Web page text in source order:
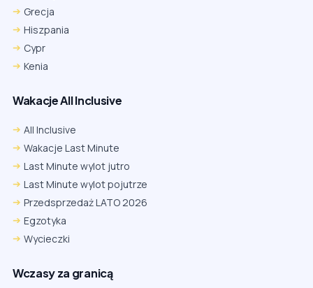
Grecja
Hiszpania
Cypr
Kenia
Wakacje All Inclusive
All Inclusive
Wakacje Last Minute
Last Minute wylot jutro
Last Minute wylot pojutrze
Przedsprzedaż LATO 2026
Egzotyka
Wycieczki
Wczasy za granicą